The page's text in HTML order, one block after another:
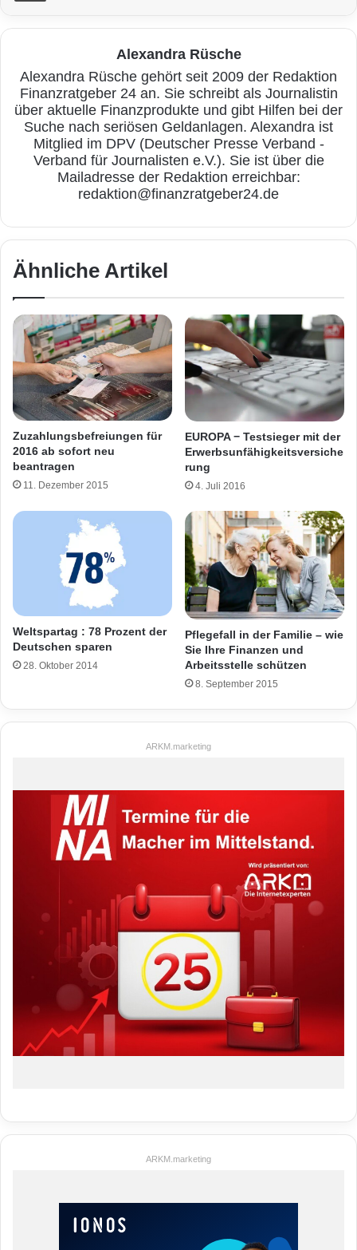
Alexandra Rüsche
Alexandra Rüsche gehört seit 2009 der Redaktion
Finanzratgeber 24 an. Sie schreibt als Journalistin
über aktuelle Finanzprodukte und gibt Hilfen bei der
Suche nach seriösen Geldanlagen. Alexandra ist
Mitglied im DPV (Deutscher Presse Verband -
Verband für Journalisten e.V.). Sie ist über die
Mailadresse der Redaktion erreichbar:
redaktion@finanzratgeber24.de
Ähnliche Artikel
Zuzahlungsbefreiungen für
2016 ab sofort neu
beantragen
11. Dezember 2015
EUROPA − Testsieger mit der
Erwerbsunfähigkeitsversiche
rung
4. Juli 2016
Weltspartag : 78 Prozent der
Deutschen sparen
28. Oktober 2014
Pflegefall in der Familie – wie
Sie Ihre Finanzen und
Arbeitsstelle schützen
8. September 2015
ARKM.marketing
ARKM.marketing